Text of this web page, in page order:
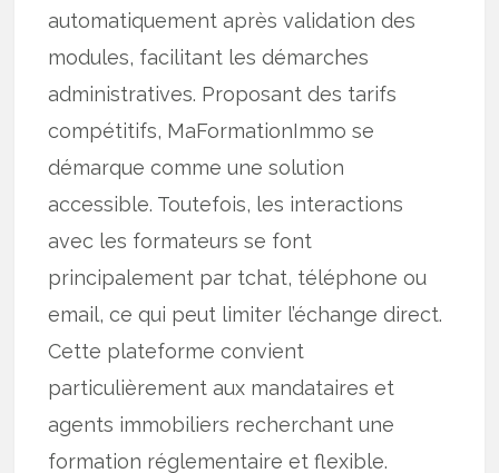
automatiquement après validation des
modules, facilitant les démarches
administratives. Proposant des tarifs
compétitifs, MaFormationImmo se
démarque comme une solution
accessible. Toutefois, les interactions
avec les formateurs se font
principalement par tchat, téléphone ou
email, ce qui peut limiter l’échange direct.
Cette plateforme convient
particulièrement aux mandataires et
agents immobiliers recherchant une
formation réglementaire et flexible.